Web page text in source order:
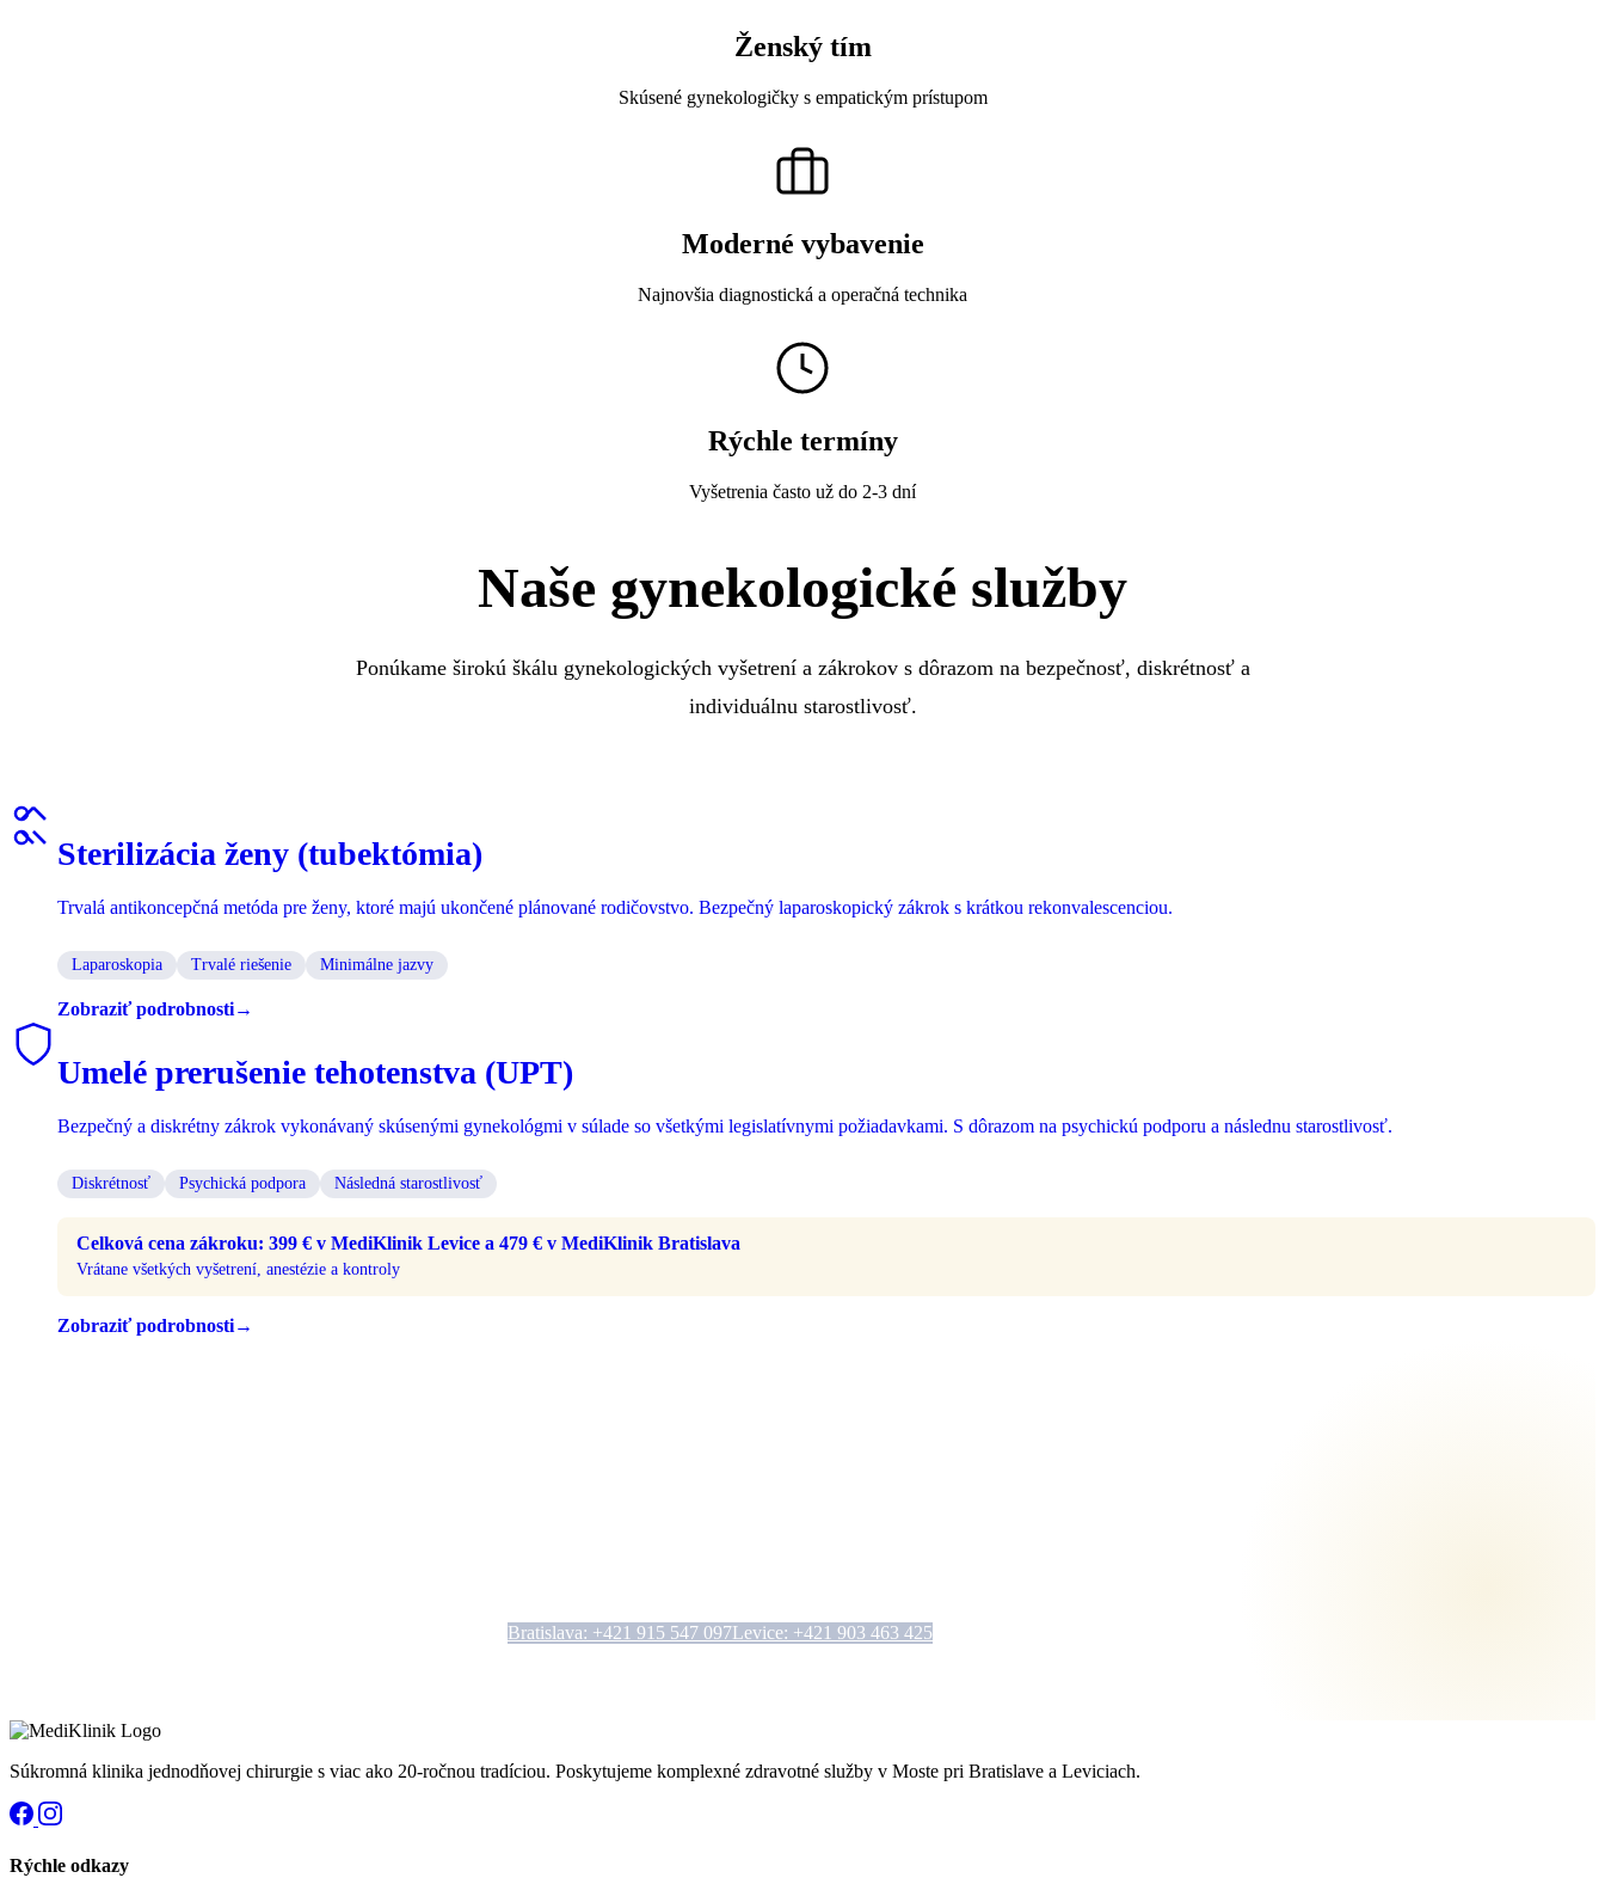
Ženský tím
Skúsené gynekologičky s empatickým prístupom
Moderné vybavenie
Najnovšia diagnostická a operačná technika
Rýchle termíny
Vyšetrenia často už do 2-3 dní
Naše gynekologické služby
Ponúkame širokú škálu gynekologických vyšetrení a zákrokov s dôrazom na bezpečnosť, diskrétnosť a
individuálnu starostlivosť.
Sterilizácia ženy (tubektómia)
Trvalá antikoncepčná metóda pre ženy, ktoré majú ukončené plánované rodičovstvo. Bezpečný laparoskopický zákrok s krátkou rekonvalescenciou.
Laparoskopia Trvalé riešenie Minimálne jazvy
Zobraziť podrobnosti→
Umelé prerušenie tehotenstva (UPT)
Bezpečný a diskrétny zákrok vykonávaný skúsenými gynekológmi v súlade so všetkými legislatívnymi požiadavkami. S dôrazom na psychickú podporu a následnu starostlivosť.
Diskrétnosť Psychická podpora Následná starostlivosť
Celková cena zákroku: 399 € v MediKlinik Levice a 479 € v MediKlinik Bratislava
Vrátane všetkých vyšetrení, anestézie a kontroly
Zobraziť podrobnosti→
Bratislava: +421 915 547 097Levice: +421 903 463 425
Súkromná klinika jednodňovej chirurgie s viac ako 20-ročnou tradíciou. Poskytujeme komplexné zdravotné služby v Moste pri Bratislave a Leviciach.
Rýchle odkazy